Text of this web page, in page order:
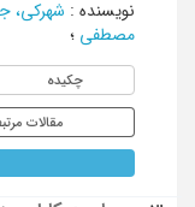
نویسنده : شهرکی،
مصطفی ؛
چکیده
مقالات